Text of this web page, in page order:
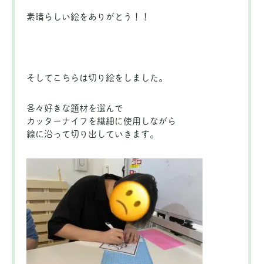
素晴らしい絵をありがとう！！
そしてこちらは切り絵をしました。
各々好きな題材を選んで
カッターナイフを繊細に使用しながら
線に沿って切り出していきます。